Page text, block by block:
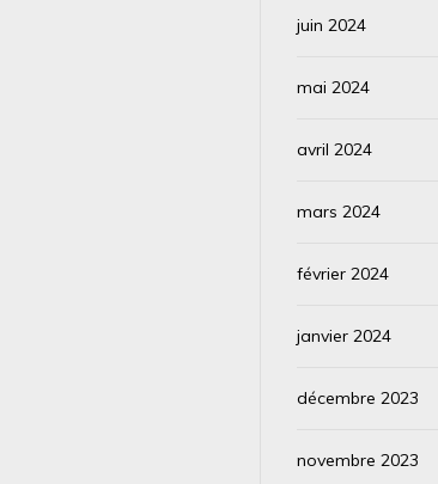
juin 2024
mai 2024
avril 2024
mars 2024
février 2024
janvier 2024
décembre 2023
novembre 2023